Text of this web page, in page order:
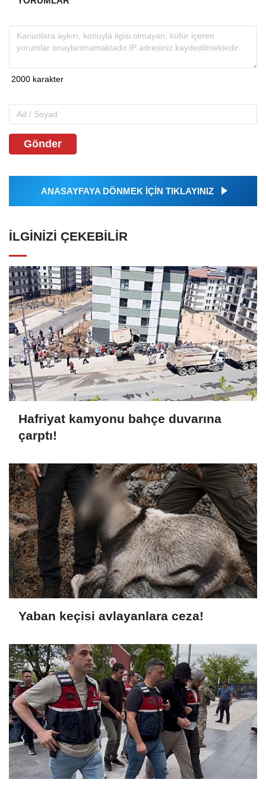
Gönder
ANASAYFAYA DÖNMEK İÇİN TIKLAYINIZ
İLGINIZI ÇEKEBILIR
Hafriyat kamyonu bahçe duvarına
çarptı!
Yaban keçisi avlayanlara ceza!